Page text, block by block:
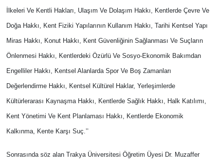
İlkeleri Ve Kentli Hakları, Ulaşım Ve Dolaşım Hakkı, Kentlerde Çevre Ve
Doğa Hakkı, Kent Fiziki Yapılarının Kullanım Hakkı, Tarihi Kentsel Yapı
Miras Hakkı, Konut Hakkı, Kent Güvenliğinin Sağlanması Ve Suçların
Önlenmesi Hakkı, Kentlerdeki Özürlü Ve Sosyo-Ekonomik Bakımdan
Engelliler Hakkı, Kentsel Alanlarda Spor Ve Boş Zamanları
Değerlendirme Hakkı, Kentsel Kültürel Haklar, Yerleşimlerde
Kültürlerarası Kaynaşma Hakkı, Kentlerde Sağlık Hakkı, Halk Katılımı,
Kent Yönetimi Ve Kent Planlaması Hakkı, Kentlerde Ekonomik
Kalkınma, Kente Karşı Suç.’’
Sonrasında söz alan Trakya Üniversitesi Öğretim Üyesi Dr. Muzaffer